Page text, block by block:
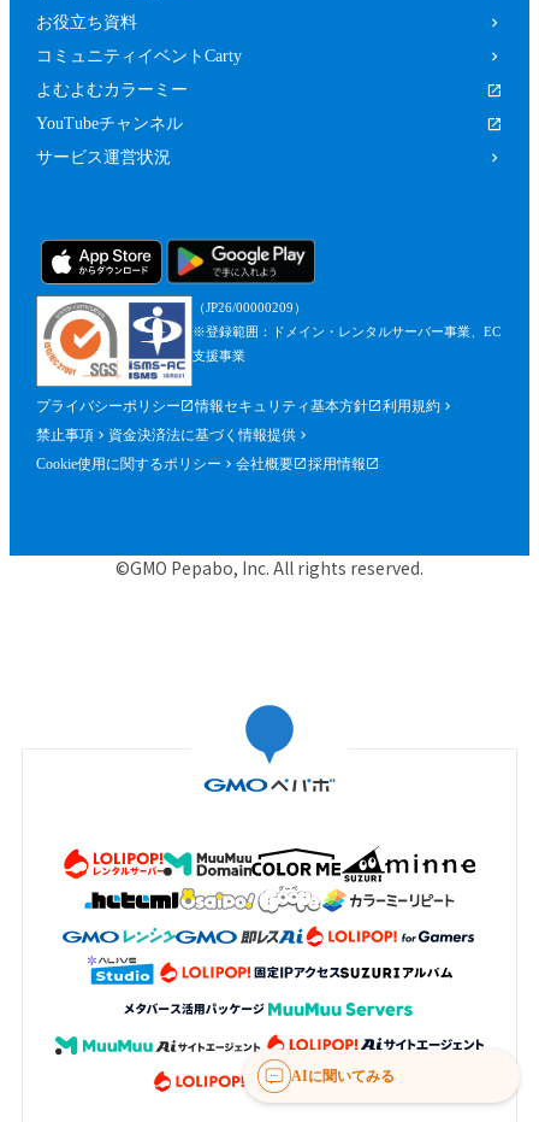
お役立ち資料
コミュニティイベントCarty
よむよむカラーミー
YouTubeチャンネル
サービス運営状況
（JP26/00000209）
※登録範囲：ドメイン・レンタルサーバー事業、EC
支援事業
プライバシーポリシー 情報セキュリティ基本方針
利用規約
禁止事項
資金決済法に基づく情報提供
Cookie使用に関するポリシー
会社概要 採用情報
©GMO Pepabo, Inc. All rights reserved.
AIに聞いてみる